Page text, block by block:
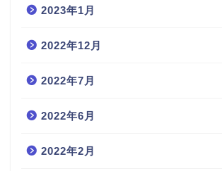
2023年1月
2022年12月
2022年7月
2022年6月
2022年2月